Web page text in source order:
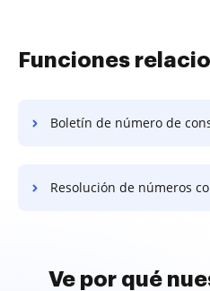
Funciones
Boletín de número de
Resolución de números constructivos
Ve por qué